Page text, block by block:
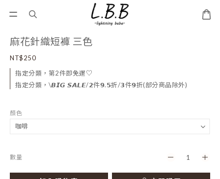
麻花針織短褲 三色
NT$250
指定分類，第2件即免運♡
指定分類，\𝘽𝙄𝙂 𝙎𝘼𝙇𝙀/𝟮件𝟵.𝟱折/𝟯件𝟵折(部分商品除外)
顏色
數量